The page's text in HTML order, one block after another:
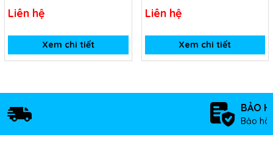
Liên hệ
Xem chi tiết
Liên hệ
Xem chi tiết
BẢO
Bảo